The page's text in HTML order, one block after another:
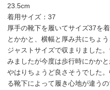
23.5cm
着用サイズ：37
厚手の靴下を履いてサイズ37を
とかかと、横幅と厚み共にちょ
ジャストサイズで収まりました
みましたが今度は歩行時にかか
やはりちょうど良さそうでした
る靴下によって履き心地が違う